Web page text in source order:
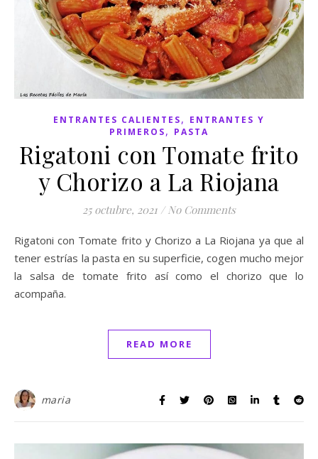
ENTRANTES CALIENTES, ENTRANTES Y
PRIMEROS, PASTA
Rigatoni con Tomate frito
y Chorizo a La Riojana
25 octubre, 2021 / No Comments
Rigatoni con Tomate frito y Chorizo a La Riojana ya que al
tener estrías la pasta en su superficie, cogen mucho mejor
la salsa de tomate frito así como el chorizo que lo
acompaña.
READ MORE
maria